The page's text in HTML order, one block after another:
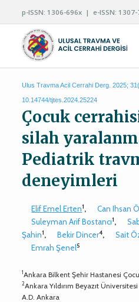
p-ISSN: 1306-696x | e-ISSN: 1307-
Ulus Travma Acil Cerrahi Derg. 2025;
10.14744/tjtes.2024.25224
Çocuk
silah
Pediatrik
deneyimleri
Elif Emel Erten1, Can Ihsan
Suleyman Arif Bostancı1,
Şahin1, Bekir Dincer4, Sait
Emrah Şenel5
1Ankara Bilkent Şehir Hastanesi
2Ankara Yıldırım Beyazıt
A.D. Ankara